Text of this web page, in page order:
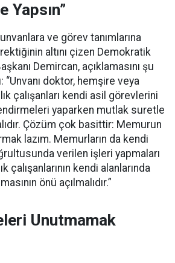
Yapsın”
ve görev tanımlarına
altını çizen Demokratik
Demircan, açıklamasını şu
“Unvanı doktor, hemşire veya
çalışanları kendi asil görevlerini
yaparken mutlak suretle
Çözüm çok basittir: Memurun
lazım. Memurların da kendi
verilen işleri yapmaları
çalışanlarının kendi alanlarında
önü açılmalıdır.”
Unutmamak